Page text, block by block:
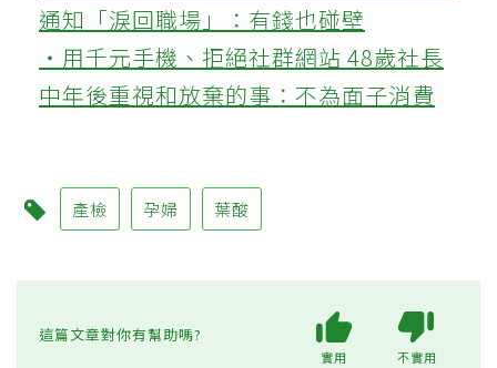
通知「淚回職場」：有錢也碰壁
‧用千元手機、拒絕社群網站 48歲社長
中年後重視和放棄的事：不為面子消費
產檢 孕婦 葉酸
這篇文章對你有幫助嗎?
實用 不實用